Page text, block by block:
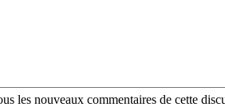
les nouveaux commentaires de cette